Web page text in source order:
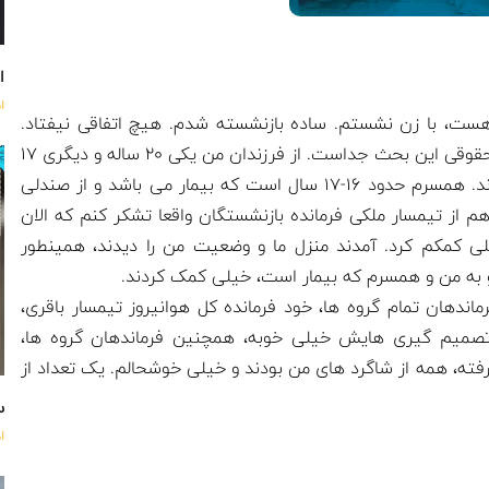
هست، با زن نشستم. ساده بازنشسته شدم. هیچ اتفاقی نیفتاد.
هیچ مراسمی برای من نگرفتند. در مورد مسائل حقوقی این بحث جداست. از فرزندان من یکی 2۰ ساله و دیگری 17
ساله به خارج رفتند. هر دوتا مهندس کامپیوترند. همسرم حدود 16-17 سال است که بیمار می باشد و از صندلی
تیمسار ملکی فرمانده بازنشستگان واقعا تشکر کنم که الان
کمکم کرد. آمدند منزل ما و وضعیت من را دیدند، همینطور
و به من و همسرم که بیمار است، خیلی کمک کردند.
تمام گروه ها، خود فرمانده کل هوانیروز تیمسار باقری،
گیری هایش خیلی خوبه، همچنین فرماندهان گروه ها،
همه از شاگرد های من بودند و خیلی خوشحالم. یک تعداد از